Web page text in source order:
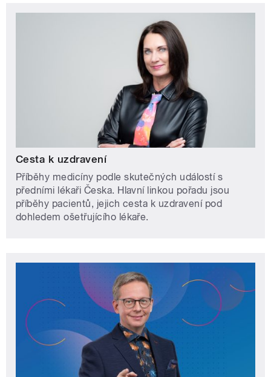
Cesta k uzdravení
Příběhy medicíny podle skutečných událostí s
předními lékaři Česka. Hlavní linkou pořadu jsou
příběhy pacientů, jejich cesta k uzdravení pod
dohledem ošetřujícího lékaře.